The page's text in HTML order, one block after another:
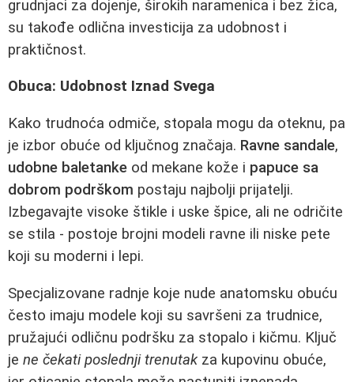
grudnjaci za dojenje, širokih naramenica i bez žica,
su takođe odlična investicija za udobnost i
praktičnost.
Obuca: Udobnost Iznad Svega
Kako trudnoća odmiče, stopala mogu da oteknu, pa
je izbor obuće od ključnog značaja. Ravne sandale,
udobne baletanke od mekane kože i papuce sa
dobrom podrškom postaju najbolji prijatelji.
Izbegavajte visoke štikle i uske špice, ali ne odričite
se stila - postoje brojni modeli ravne ili niske pete
koji su moderni i lepi.
Specjalizovane radnje koje nude anatomsku obuću
često imaju modele koji su savršeni za trudnice,
pružajući odličnu podršku za stopalo i kičmu. Ključ
je ne čekati poslednji trenutakza kupovinu obuće,